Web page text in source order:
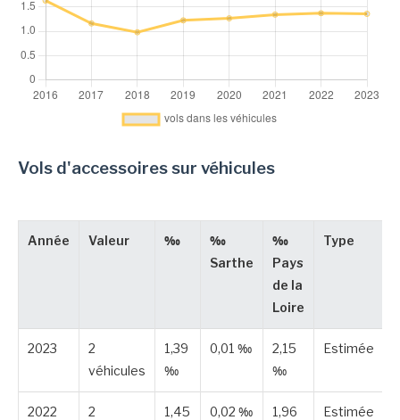
Vols d'accessoires sur véhicules
Année Valeur ‰
‰
Sarthe
‰
Pays
de la
Loire
Type
2023
2
véhicules
1,39
‰
0,01 ‰
2,15
‰
Estimée
2022
2
1,45
0,02 ‰
1,96
Estimée